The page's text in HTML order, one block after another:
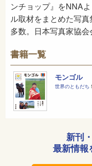
ンチョップ』をNNA
ル取材をまとめた写
多数。日本写真家協会
書籍一覧
モンゴル
世界のともだち
新刊
最新情報